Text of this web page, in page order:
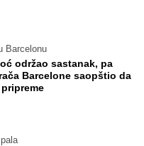
Barcelonu
održao sastanak, pa
Barcelone saopštio da